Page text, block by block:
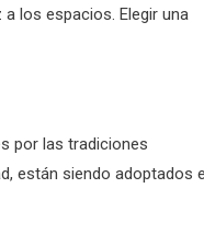
los espacios. Elegir una
por las tradiciones
están siendo adoptados